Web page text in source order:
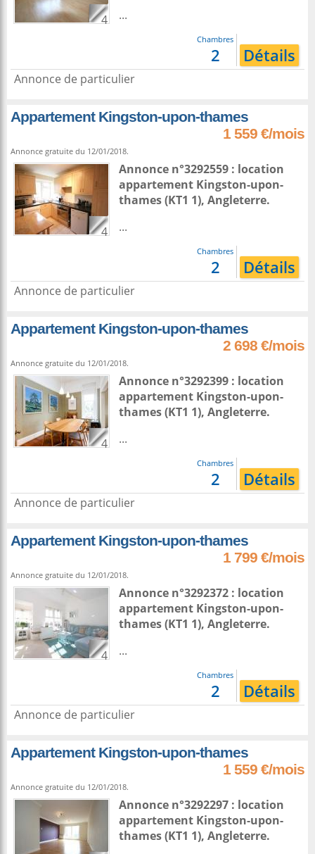
4
...
Chambres
2 Détails
Annonce de particulier
Appartement Kingston-upon-thames
1 559 €/mois
Annonce gratuite du 12/01/2018.
4
Annonce n°3292559 : location
appartement Kingston-upon-
thames(KT1 1), Angleterre.
...
Chambres
2 Détails
Annonce de particulier
Appartement Kingston-upon-thames
2 698 €/mois
Annonce gratuite du 12/01/2018.
4
Annonce n°3292399 : location
appartement Kingston-upon-
thames(KT1 1), Angleterre.
...
Chambres
2 Détails
Annonce de particulier
Appartement Kingston-upon-thames
1 799 €/mois
Annonce gratuite du 12/01/2018.
4
Annonce n°3292372 : location
appartement Kingston-upon-
thames(KT1 1), Angleterre.
...
Chambres
2 Détails
Annonce de particulier
Appartement Kingston-upon-thames
1 559 €/mois
Annonce gratuite du 12/01/2018.
Annonce n°3292297 : location
appartement Kingston-upon-
thames(KT1 1), Angleterre.